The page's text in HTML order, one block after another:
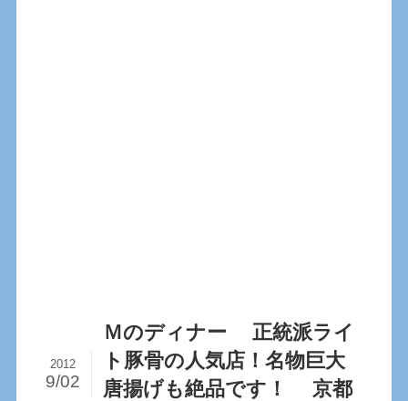
Ｍのディナー 正統派ライ
ト豚骨の人気店！名物巨大
唐揚げも絶品です！ 京都
2012
9/02